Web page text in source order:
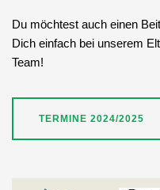
Du möchtest auch einen
Dich einfach bei unserem
Team!
TERMINE 2024/2025